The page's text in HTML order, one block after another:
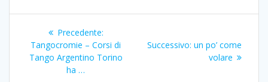
Navigazione
articoli
Precedente:Articolo
precedente:
Tangocromie – Corsi di
Tango Argentino Torino
ha …
Successivo: Articolo
successivo:
un po’ come
volare